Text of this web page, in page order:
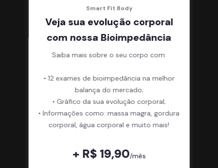
Smart Fit Body
Veja sua evolução corporal
com nossa Bioimpedância
Saiba mais sobre o seu corpo com:
• 12 exames de bioimpedância na melhor
balança do mercado;
• Gráfico da sua evolução corporal;
• Informações como: massa magra, gordura
corporal, água corporal e muito mais!
+ R$ 19,90/mês